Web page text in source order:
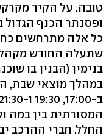
טובה. על הקיר
ופסנתר הכנף הגדול
כל אלה מתרחשים
שתעלה החודש
בנימין (הבנין בו
המסורתית בין במה
החלל. חברי ההרכב